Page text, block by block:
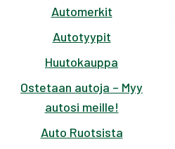
Automerkit
Autotyypit
Huutokauppa
Ostetaan autoja – Myy
autosi meille!
Auto Ruotsista